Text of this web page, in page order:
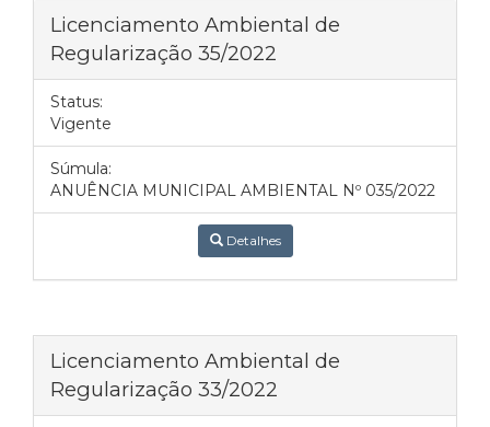
Licenciamento Ambiental de
Regularização 35/2022
Status:
Vigente
Súmula:
ANUÊNCIA MUNICIPAL AMBIENTAL Nº 035/2022
Detalhes
Licenciamento Ambiental de
Regularização 33/2022